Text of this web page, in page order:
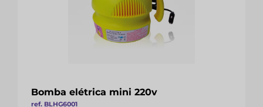
Bomba elétrica mini 220v
ref. BLHG6001